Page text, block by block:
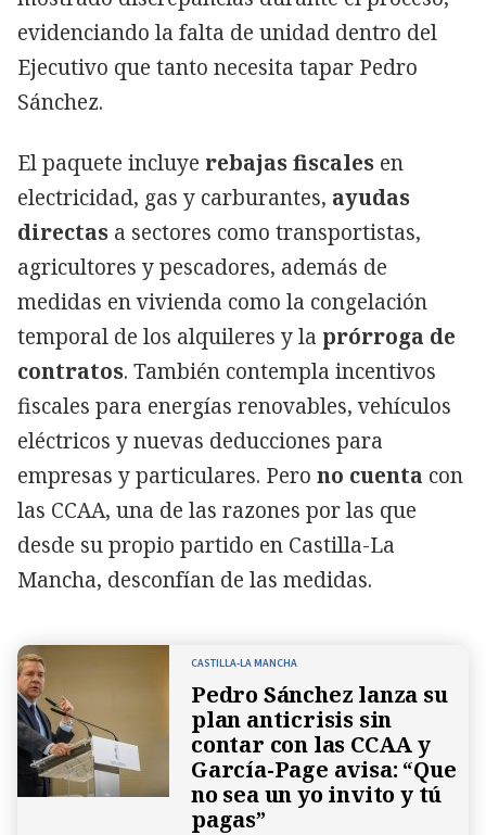
evidenciando la falta de unidad dentro del
Ejecutivo que tanto necesita tapar Pedro
Sánchez.
El paquete incluye rebajas fiscales en
electricidad, gas y carburantes, ayudas
directas a sectores como transportistas,
agricultores y pescadores, además de
medidas en vivienda como la congelación
temporal de los alquileres y la prórroga de
contratos. También contempla incentivos
fiscales para energías renovables, vehículos
eléctricos y nuevas deducciones para
empresas y particulares. Pero no cuenta con
las CCAA, una de las razones por las que
desde su propio partido en Castilla-La
Mancha, desconfían de las medidas.
CASTILLA-LA MANCHA
Pedro Sánchez lanza su
plan anticrisis sin
contar con las CCAA y
García-Page avisa: “Que
no sea un yo invito y tú
pagas”